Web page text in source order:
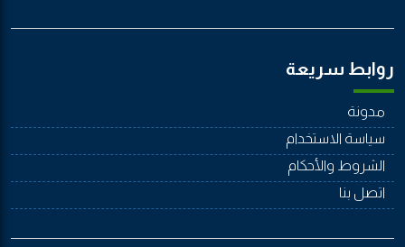
روابط سريعة
مدونة
سياسة الاستخدام
الشروط والأحكام
اتصل بنا